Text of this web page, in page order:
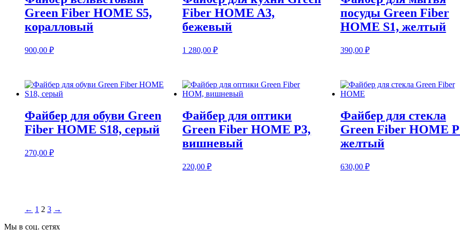
Green Fiber HOME S5,
коралловый
900,00 ₽
Fiber HOME A3,
бежевый
1 280,00₽
посуды Green Fiber
HOME S1, желтый
390,00 ₽
Файбер для обуви Green
Fiber HOME S18, серый
270,00 ₽
Файбер для оптики
Green Fiber HOME P3,
вишневый
220,00₽
Файбер для стекла
Green Fiber HOME
желтый
630,00 ₽
← 1 2 3 →
Мы в соц. сетях